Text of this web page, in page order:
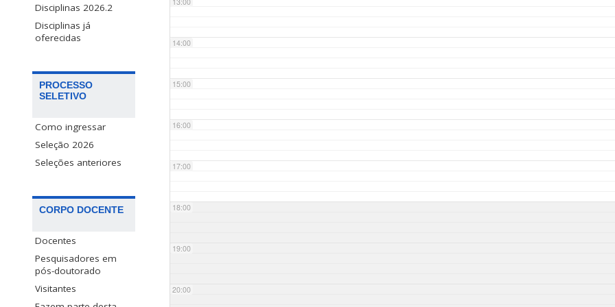
Disciplinas 2026.2
Disciplinas já
oferecidas
PROCESSO
SELETIVO
Como ingressar
Seleção 2026
Seleções anteriores
CORPO DOCENTE
Docentes
Pesquisadores em
pós-doutorado
Visitantes
14:00
15:00
16:00
17:00
18:00
19:00
20:00